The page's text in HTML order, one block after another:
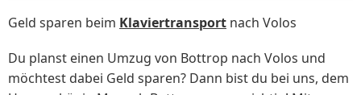
Geld sparen beim Klaviertransport nach Volos
Du planst einen Umzug von Bottrop nach Volos und
möchtest dabei Geld sparen? Dann bist du bei uns, dem